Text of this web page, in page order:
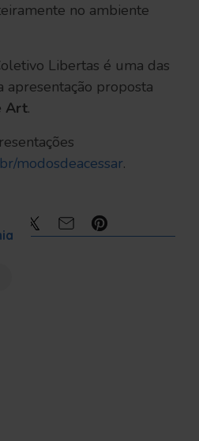
no ambiente
Libertas é uma das
proposta
Art.
modosdeacessar.